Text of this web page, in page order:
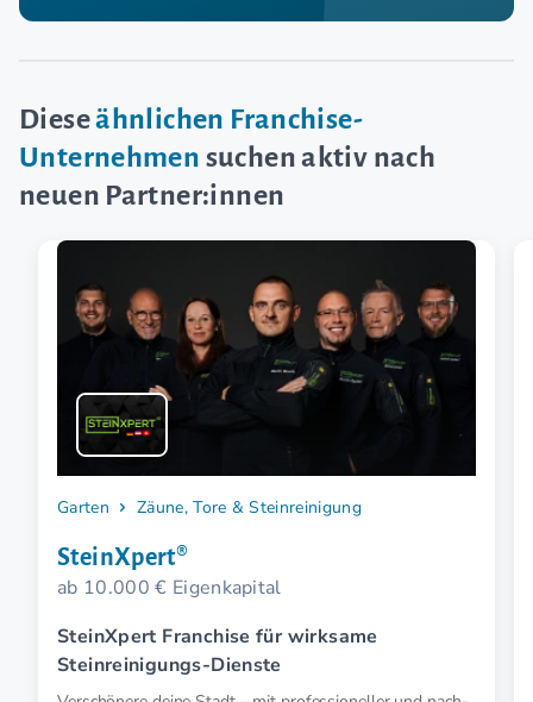
Dieseähnlichen Franchise-
Unternehmen suchen aktiv nach
neuen Partner:innen
Garten Zäune, Tore & Steinreinigung
SteinXpert®
ab 10.000 € Eigenkapital
SteinXpert Franchise für wirksame
Steinreinigungs-Dienste